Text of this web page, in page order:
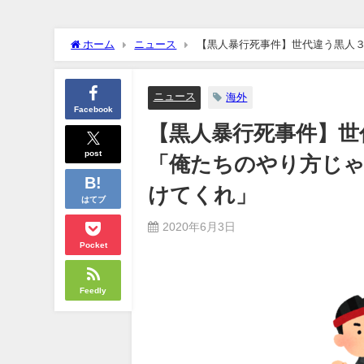
【画像】人気Vチューバーさん、とんでもない姿を披露
【悲報】2050年の日本、独身ボッチ祭りが現実になると
Powered by livedoor 相互RSS
ホーム ニュース
【黒人暴行死事件】世代違う黒人
法見つけてくれ」
Facebook
post
はてブ
Pocket
Feedly
ニュース 海外
【黒人暴行死事件】
「俺たちのやり方じ
けてくれ」
2020年6月3日